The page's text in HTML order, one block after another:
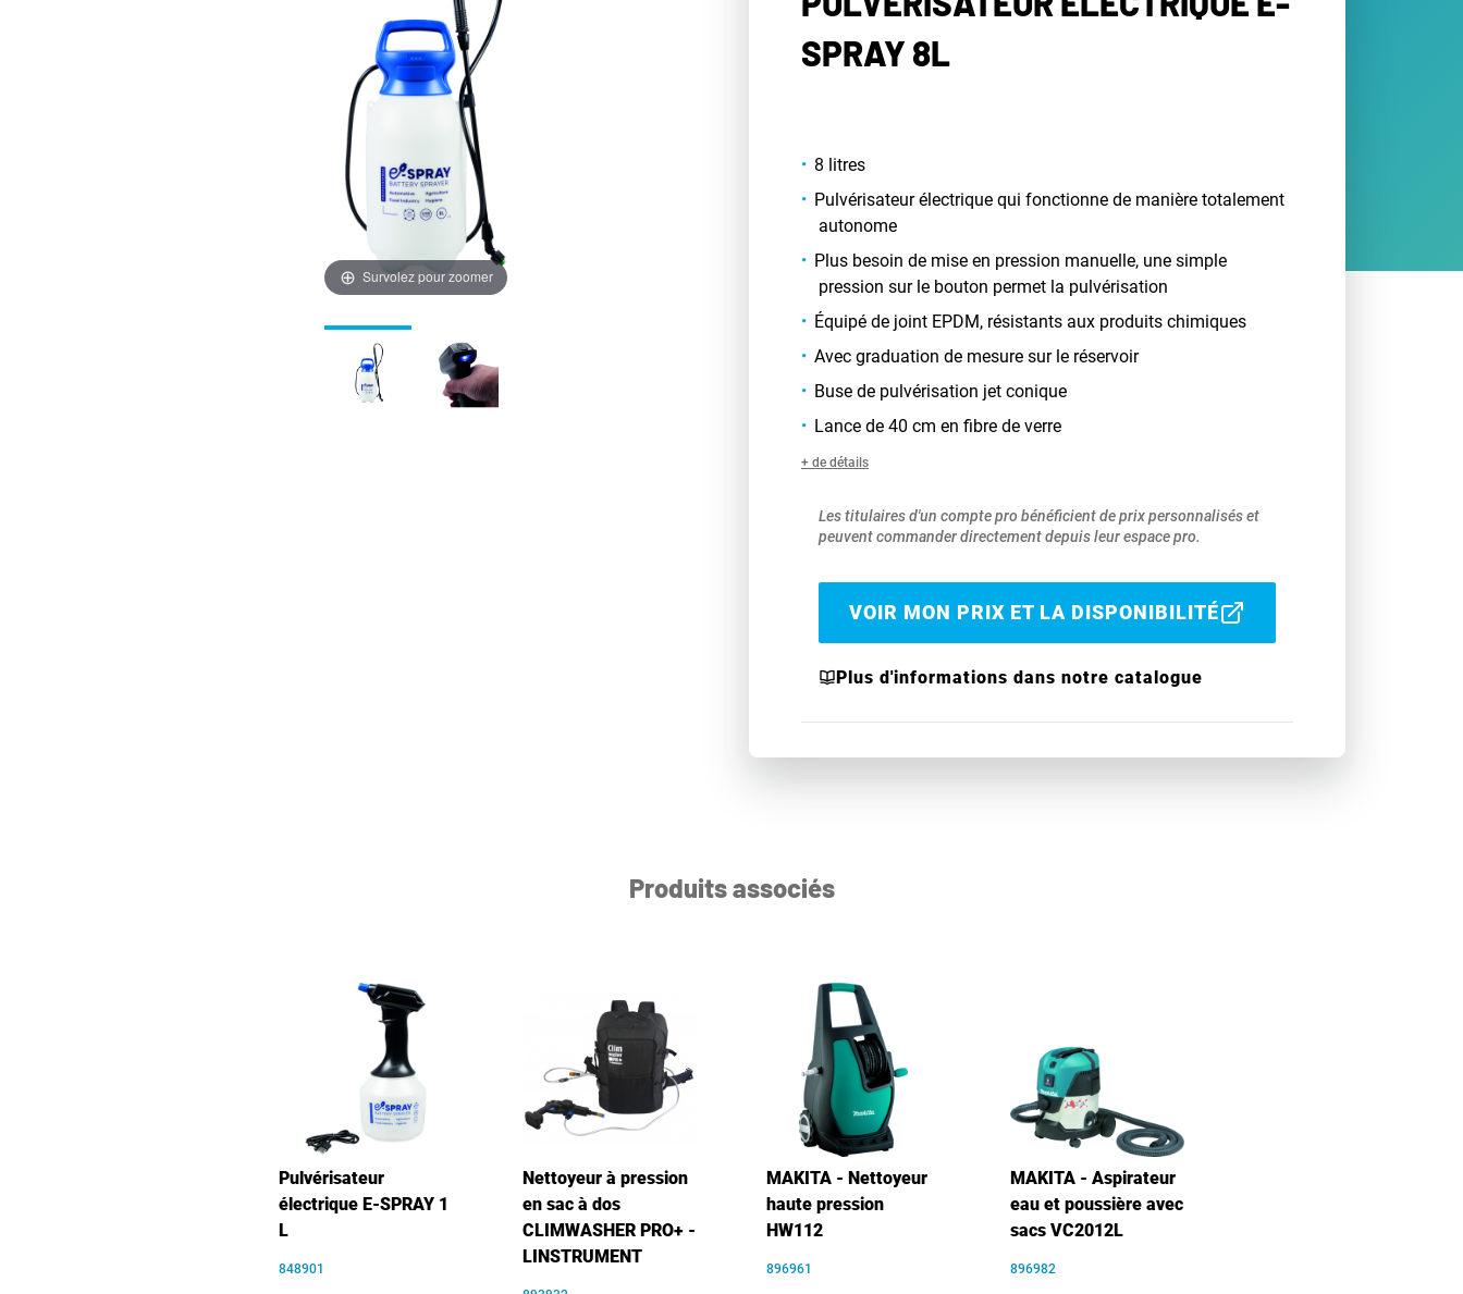
Survolez pour zoomer
SPRAY 8L
8 litres
Pulvérisateur électrique qui fonctionne de manière totalement
autonome
Plus besoin de mise en pression manuelle, une simple
pression sur le bouton permet la pulvérisation
Équipé de joint EPDM, résistants aux produits chimiques
Avec graduation de mesure sur le réservoir
Buse de pulvérisation jet conique
Lance de 40 cm en fibre de verre
+ de détails
Les titulaires d'un compte pro bénéficient de prix personnalisés et
peuvent commander directement depuis leur espace pro.
VOIR MON PRIX ET LA DISPONIBILITÉ
Plus d'informations dans notre catalogue
Produits associés
Pulvérisateur
électrique E-SPRAY 1
L
848901
Nettoyeur à pression
en sac à dos
CLIMWASHER PRO+ -
LINSTRUMENT
MAKITA - Nettoyeur
haute pression
HW112
896961
MAKITA - Aspirateur
eau et poussière avec
sacs VC2012L
896982